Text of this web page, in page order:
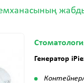
Генератор